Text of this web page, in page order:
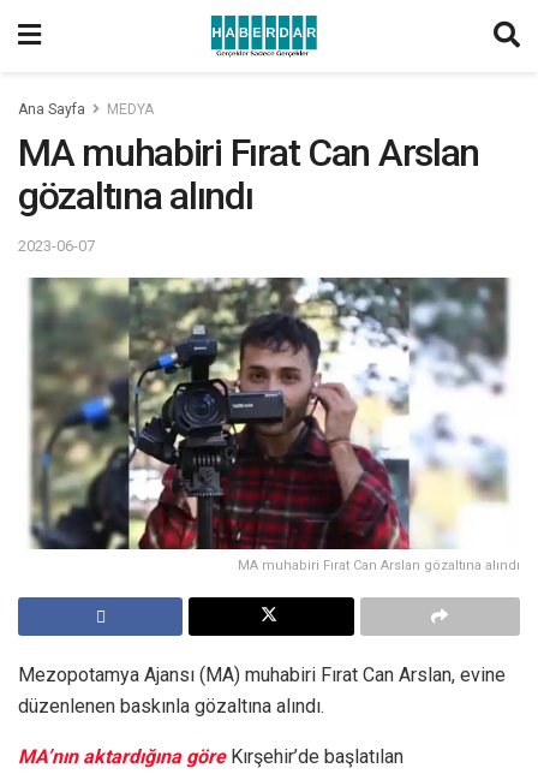
Ana Sayfa MEDYA
MA muhabiri Fırat Can Arslan
gözaltına alındı
2023-06-07
MA muhabiri Fırat Can Arslan gözaltına alındı
Mezopotamya Ajansı (MA) muhabiri Fırat Can Arslan, evine
düzenlenen baskınla gözaltına alındı.
MA’nın aktardığına göreKırşehir’de başlatılan